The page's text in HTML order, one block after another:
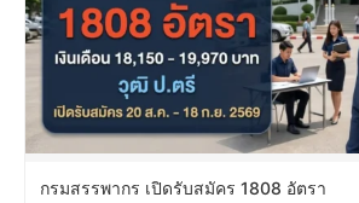
กรมสรรพากร เปิดรับสมัคร 1808 อัตรา